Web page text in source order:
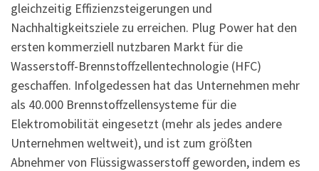
gleichzeitig Effizienzsteigerungen und
Nachhaltigkeitsziele zu erreichen. Plug Power hat den
ersten kommerziell nutzbaren Markt für die
Wasserstoff-Brennstoffzellentechnologie (HFC)
geschaffen. Infolgedessen hat das Unternehmen mehr
als 40.000 Brennstoffzellensysteme für die
Elektromobilität eingesetzt (mehr als jedes andere
Unternehmen weltweit), und ist zum größten
Abnehmer von Flüssigwasserstoff geworden, indem es